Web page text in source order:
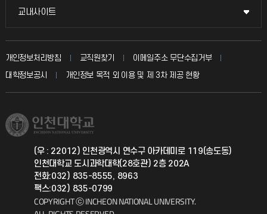
입학안내
취업정보(학생)
칭찬마당
학생서비스 지킴이
국방헬프콜
총동문회
교내사이트
교내사이트
교수회
교육혁신본부
국제지원과
공자아카데미
기초교육원
개인정보처리방침 교직원찾기
이메일주소 무단수집거부
대학정보공시
개인정보 목적 외 이용 및 제 3차 제공 현황
(우 : 22012) 인천광역시 연수구 아카데미로 119(송도동)
인천대학교 도시과학대학(28호관) 2층 202A
전화:032) 835-8555, 8963
팩스:032) 835-0799
COPYRIGHT ⓒ INCHEON NATIONAL UNIVERSITY.